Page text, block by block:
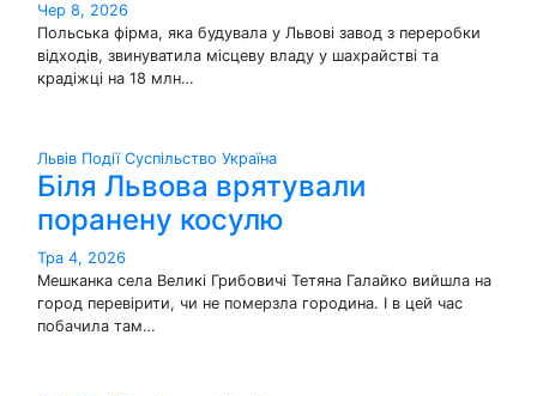
Чер 8, 2026
Польська фірма, яка будувала у Львові завод з переробки
відходів, звинуватила місцеву владу у шахрайстві та
крадіжці на 18 млн…
Львів Події Суспільство Україна
Біля Львова врятували
поранену косулю
Тра 4, 2026
Мешканка села Великі Грибовичі Тетяна Галайко вийшла на
город перевірити, чи не померзла городина. І в цей час
побачила там…